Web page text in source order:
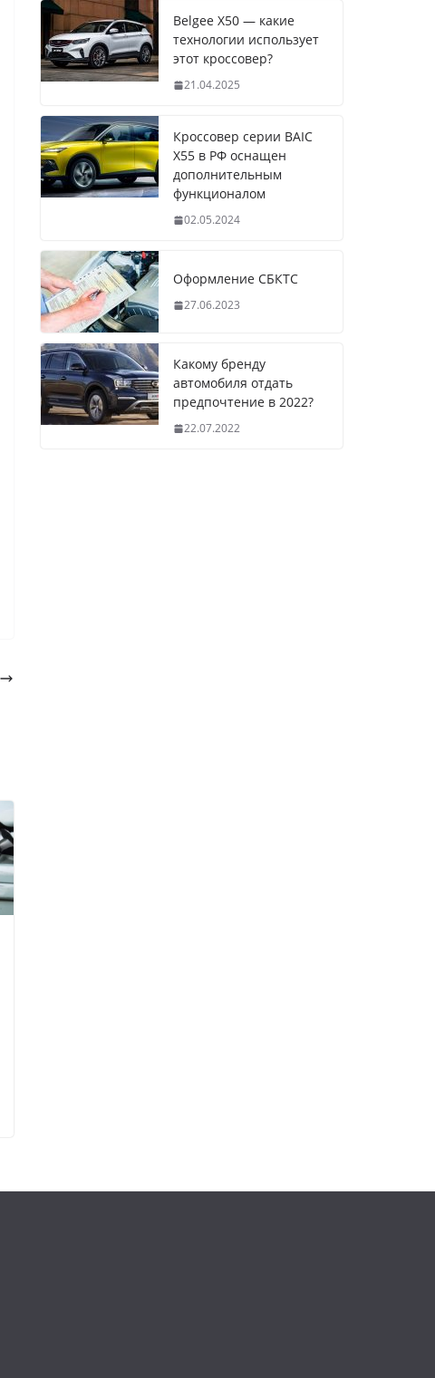
Belgee X50 — какие
технологии использует
этот кроссовер?
21.04.2025
Кроссовер серии BAIC
X55 в РФ оснащен
дополнительным
функционалом
02.05.2024
Оформление СБКТС
27.06.2023
Какому бренду
автомобиля отдать
предпочтение в 2022?
22.07.2022